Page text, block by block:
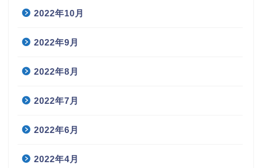
2022年10月
2022年9月
2022年8月
2022年7月
2022年6月
2022年4月